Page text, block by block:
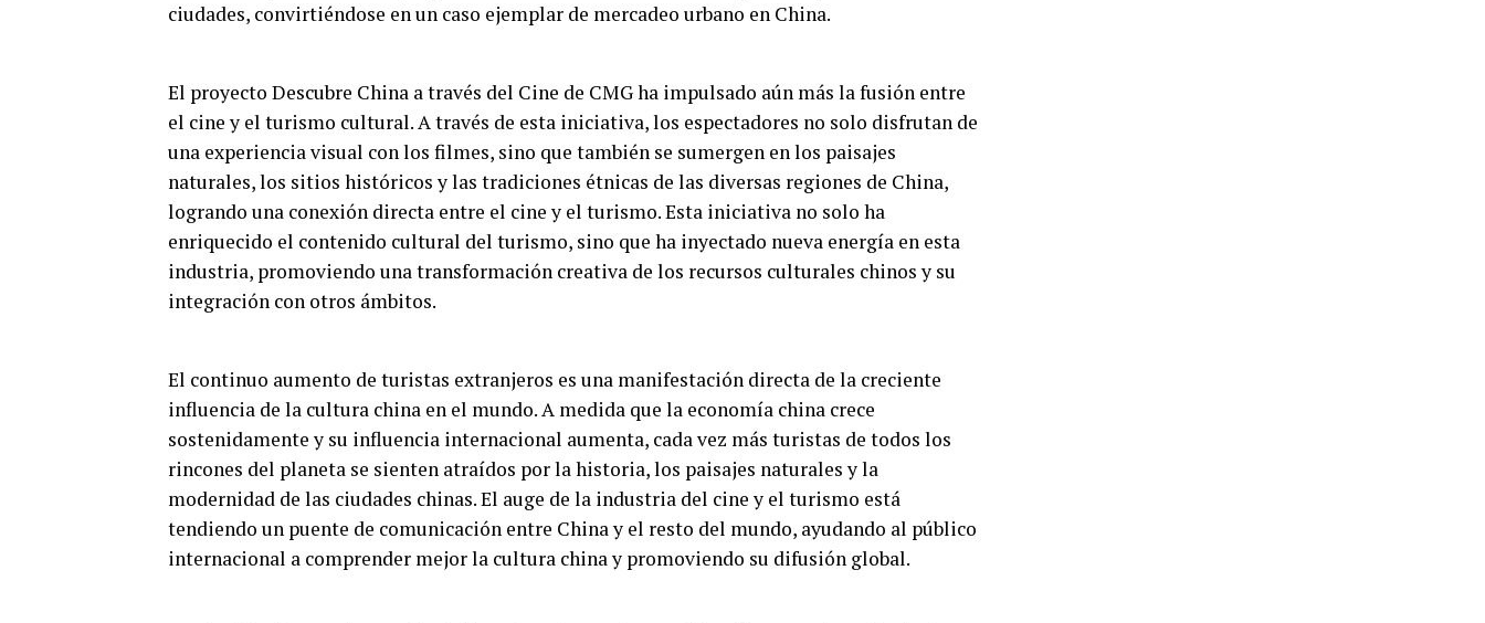
ciudades, convirtiéndose en un caso ejemplar de mercadeo urbano en China.
El proyecto Descubre China a través del Cine de CMG ha impulsado aún más la fusión entre
el cine y el turismo cultural. A través de esta iniciativa, los espectadores no solo disfrutan de
una experiencia visual con los filmes, sino que también se sumergen en los paisajes
naturales, los sitios históricos y las tradiciones étnicas de las diversas regiones de China,
logrando una conexión directa entre el cine y el turismo. Esta iniciativa no solo ha
enriquecido el contenido cultural del turismo, sino que ha inyectado nueva energía en esta
industria, promoviendo una transformación creativa de los recursos culturales chinos y su
integración con otros ámbitos.
El continuo aumento de turistas extranjeros es una manifestación directa de la creciente
influencia de la cultura china en el mundo. A medida que la economía china crece
sostenidamente y su influencia internacional aumenta, cada vez más turistas de todos los
rincones del planeta se sienten atraídos por la historia, los paisajes naturales y la
modernidad de las ciudades chinas. El auge de la industria del cine y el turismo está
tendiendo un puente de comunicación entre China y el resto del mundo, ayudando al público
internacional a comprender mejor la cultura china y promoviendo su difusión global.